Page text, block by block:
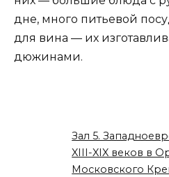
дне, много питьевой
для вина — их
дюжинами.
Зал 5.
XIII-XIX веков в
Московского